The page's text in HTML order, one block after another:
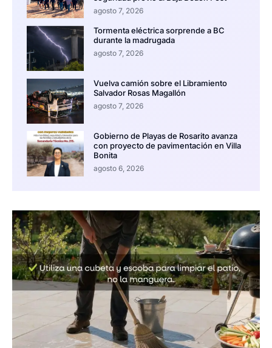
agosto 7, 2026
Tormenta eléctrica sorprende a BC
durante la madrugada
agosto 7, 2026
Vuelva camión sobre el Libramiento
Salvador Rosas Magallón
agosto 7, 2026
Gobierno de Playas de Rosarito avanza
con proyecto de pavimentación en Villa
Bonita
agosto 6, 2026